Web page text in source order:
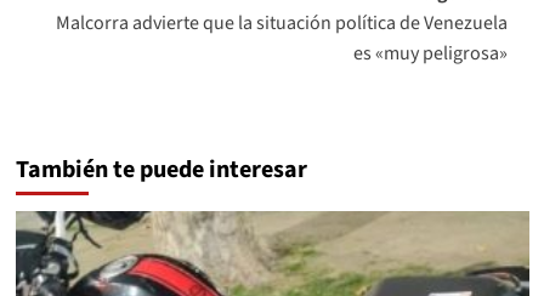
Malcorra advierte que la situación política de Venezuela
es «muy peligrosa»
También te puede interesar